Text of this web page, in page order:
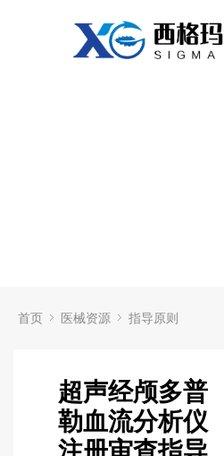
首页 医械资源 指导原则
超声经颅多普
勒血流分析仪